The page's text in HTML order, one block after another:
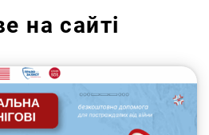
на сайті